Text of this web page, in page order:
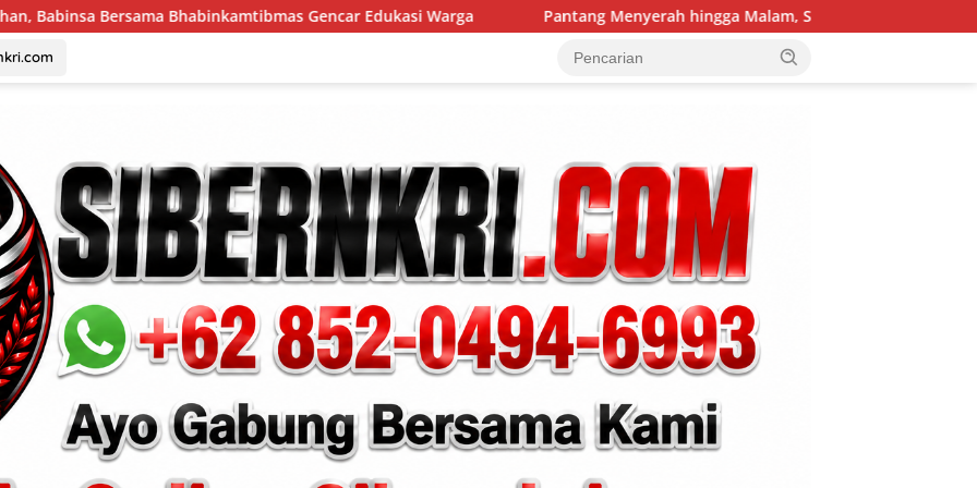
Gencar Edukasi Warga Pantang Menyerah hingga Malam, Satgas TMMD Ke-129 Kodim 1807/Sorsel